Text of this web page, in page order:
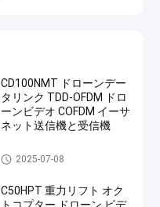
CD100NMT ドローンデー
タリンク TDD-OFDM ドロ
ーンビデオ COFDM イーサ
ネット送信機と受信機
COFDM の送信機
2025-07-08
C50HPT 重力リフト オク